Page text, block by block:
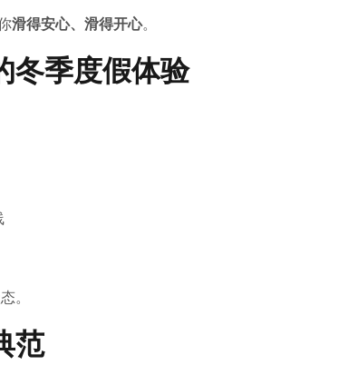
滑得安心、滑得开心。
冬季度假体验
。
范